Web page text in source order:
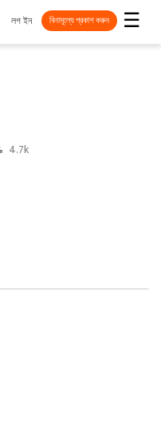
☰
লগ ইন বিনামূল্যে প্রকাশ করুন
4.7k